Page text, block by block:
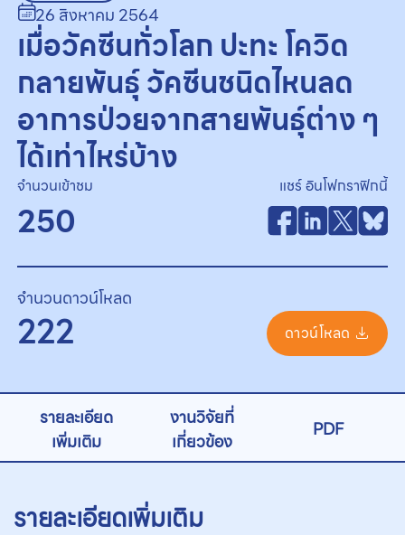
26 สิงหาคม 2564
เมื่อวัคซีนทั่วโลก ปะทะ โควิด
กลายพันธุ์ วัคซีนชนิดไหนลด
อาการป่วยจากสายพันธุ์ต่าง ๆ
ได้เท่าไหร่บ้าง
จำนวนเข้าชม
250
แชร์ อินโฟกราฟิกนี้
จำนวนดาวน์โหลด
222 ดาวน์โหลด
รายละเอียด
เพิ่มเติม
งานวิจัยที่
เกี่ยวข้อง
PDF
รายละเอียดเพิ่มเติม